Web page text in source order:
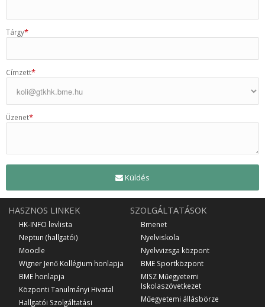
Tárgy*
Címzett*
Üzenet*
Küldés
HASZNOS LINKEK
HK-INFO levlista
Neptun (hallgatói)
Moodle
Wigner Jenő Kollégium honlapja
BME honlapja
Központi Tanulmányi Hivatal
Hallgatói Szolgáltatási
SZOLGÁLTATÁSOK
Bmenet
Nyelviskola
Nyelvvizsga központ
BME Sportközpont
MISZ Műegyetemi
Iskolaszövetkezet
Műegyetemi állásbörze